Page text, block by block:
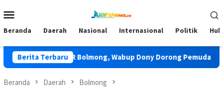
ke
Mobile
Beranda Daerah Nasional Internasional Politik
Berita Terbaru
TIDAR Bolmong, Wabup Dony Dorong Pemuda Jadi
Beranda Daerah Bolmong